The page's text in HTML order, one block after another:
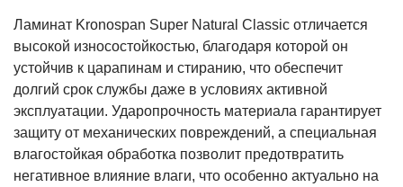
Ламинат Kronospan Super Natural Classic отличается
высокой износостойкостью, благодаря которой он
устойчив к царапинам и стиранию, что обеспечит
долгий срок службы даже в условиях активной
эксплуатации. Ударопрочность материала гарантирует
защиту от механических повреждений, а специальная
влагостойкая обработка позволит предотвратить
негативное влияние влаги, что особенно актуально на